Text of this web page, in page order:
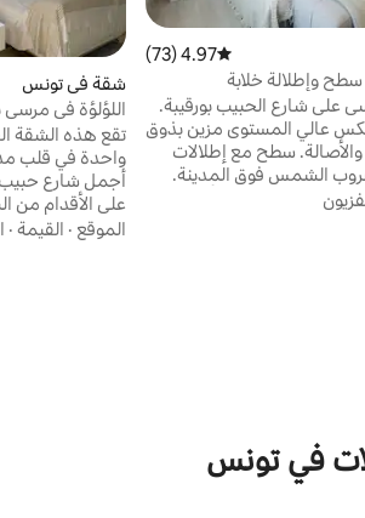
متوسط التقييم 4.97 من 5، 73 مراجعات
4.97 (73)
وإطلالة خلابة
على شارع الحبيب بورقيبة.
عالي المستوى مزين بذوق
سطح مع إطلالات
الشمس فوق المدينة.
دقائق سيرًا على الأقدام من
والسينما ومركز
شقة في تونس
اللؤلؤة في مرسى
تقع هذه الشقة
واحدة في قلب
على الأقدام من
قريبة من جميع
الموقع · القيمة ·
في تونس